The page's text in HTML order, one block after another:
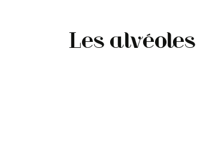
Les alvéoles